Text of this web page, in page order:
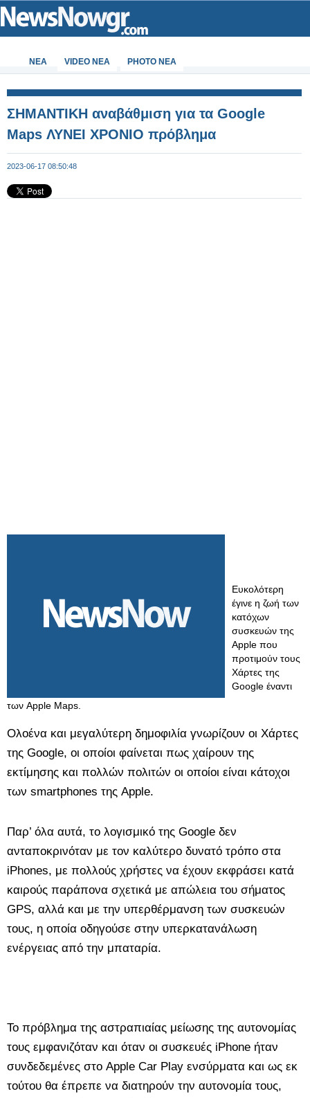
ΝΕΑ VIDEO NEA PHOTO NEA
ΣΗΜΑΝΤΙΚΗ αναβάθμιση για τα Google
Maps ΛΥΝΕΙ ΧΡΟΝΙΟ πρόβλημα
2023-06-17 08:50:48
Ευκολότερη
έγινε η ζωή των
κατόχων
συσκευών της
Apple που
προτιμούν τους
Χάρτες της
Google έναντι
των Apple Maps.
Ολοένα και μεγαλύτερη δημοφιλία γνωρίζουν οι Χάρτες
της Google, οι οποίοι φαίνεται πως χαίρουν της
εκτίμησης και πολλών πολιτών οι οποίοι είναι κάτοχοι
των smartphones της Apple.
Παρ’ όλα αυτά, το λογισμικό της Google δεν
ανταποκρινόταν με τον καλύτερο δυνατό τρόπο στα
iPhones, με πολλούς χρήστες να έχουν εκφράσει κατά
καιρούς παράπονα σχετικά με απώλεια του σήματος
GPS, αλλά και με την υπερθέρμανση των συσκευών
τους, η οποία οδηγούσε στην υπερκατανάλωση
ενέργειας από την μπαταρία.
Το πρόβλημα της αστραπιαίας μείωσης της αυτονομίας
τους εμφανιζόταν και όταν οι συσκευές iPhone ήταν
συνδεδεμένες στο Apple Car Play ενσύρματα και ως εκ
τούτου θα έπρεπε να διατηρούν την αυτονομία τους,